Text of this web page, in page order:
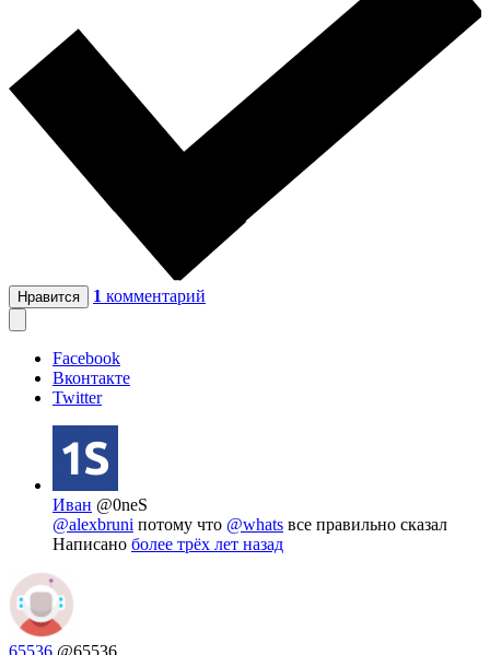
Нравится 1 комментарий
Facebook
Вконтакте
Twitter
Иван @0neS
@alexbruni потому что @whats все правильно сказал
Написано более трёх лет назад
65536 @65536